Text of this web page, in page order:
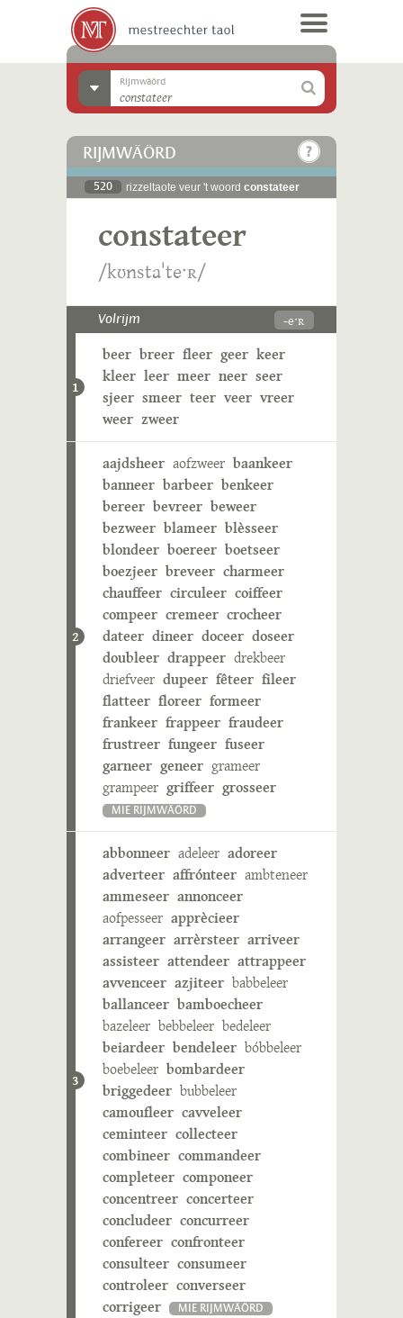
Rijmwäörd
RIJMWÄÖRD
520 rizzeltaote veur 't woord constateer
constateer
/kʊnstaˈteˑʀ/
Volrijm -eˑʀ
1
beer breer fleer geer keer
kleer leer meer neer seer
sjeer smeer teer veer vreer
weer zweer
2
aajdsheer aofzweer baankeer
banneer barbeer benkeer
bereer bevreer beweer
bezweer blameer blèsseer
blondeer boereer boetseer
boezjeer breveer charmeer
chauffeer circuleer coiffeer
compeer cremeer crocheer
dateer dineer doceer doseer
doubleer drappeer drekbeer
driefveer dupeer fêteer fileer
flatteer floreer formeer
frankeer frappeer fraudeer
frustreer fungeer fuseer
garneer geneer grameer
grampeer griffeer grosseer
MIE RIJMWÄÖRD
3
abbonneer adeleer adoreer
adverteer affrónteer ambteneer
ammeseer annonceer
aofpesseer apprècieer
arrangeer arrèrsteer arriveer
assisteer attendeer attrappeer
avvenceer azjiteer babbeleer
ballanceer bamboecheer
bazeleer bebbeleer bedeleer
beiardeer bendeleer bóbbeleer
boebeleer bombardeer
briggedeer bubbeleer
camoufleer cavveleer
ceminteer collecteer
combineer commandeer
completeer componeer
concentreer concerteer
concludeer concurreer
confereer confronteer
consulteer consumeer
controleer converseer
corrigeer
MIE RIJMWÄÖRD